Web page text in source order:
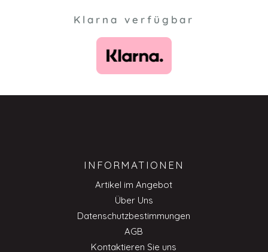
Klarna verfügbar
INFORMATIONEN
Artikel im Angebot
Über Uns
Datenschutzbestimmungen
AGB
Kontaktieren Sie uns